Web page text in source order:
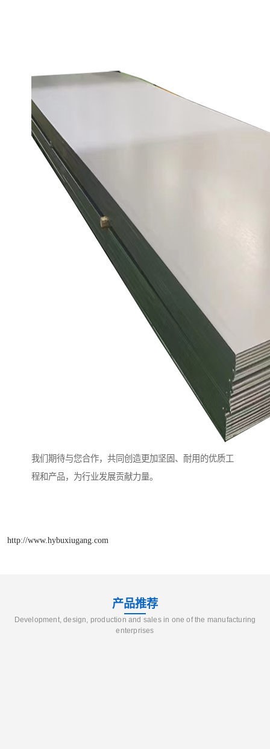
我们期待与您合作，共同创造更加坚固、耐用的优质工
程和产品，为行业发展贡献力量。
http://www.hybuxiugang.com
产品推荐
Development, design, production and sales in one of the manufacturing
enterprises